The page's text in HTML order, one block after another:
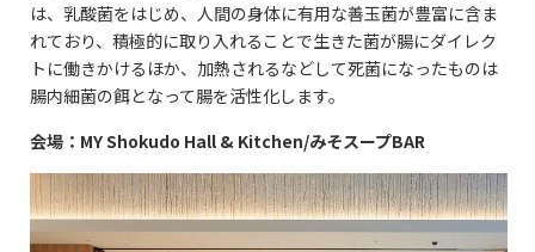
は、乳酸菌をはじめ、人間の身体に有用な善玉菌が豊富に含ま
れており、積極的に取り入れることで生きた菌が腸にダイレク
トに働きかけるほか、加熱されるなどして死菌になったものは
腸内細菌の餌となって腸を活性化します。
会場： MY Shokudo Hall & Kitchen/みそスープBAR